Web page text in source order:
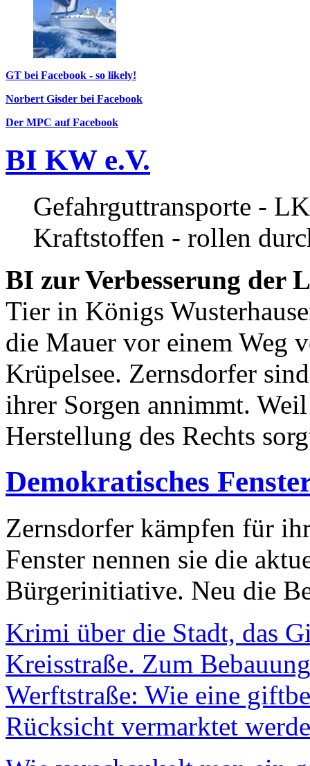
GT bei Facebook - so likely!
Norbert Gisder bei Facebook
Der MPC auf Facebook
BI KW e.V.
Gefahrguttransporte -
Kraftstoffen - rollen
BI zur Verbesserung der
Tier in Königs
die Mauer vor einem Weg
Krüpelsee. Zernsdorfer
ihrer Sorgen annimmt.
Herstellung des Rechts
Demokratisches
Zernsdorfer kämpfen für
Fenster nennen sie die
Bürgerinitiative. Neu die
Krimi über die Stadt, das
Kreisstraße. Zum
Werftstraße: Wie eine
Rücksicht vermarktet